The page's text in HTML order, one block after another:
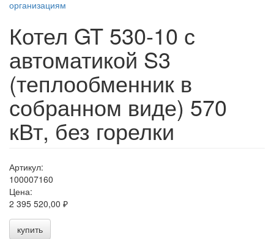
Котел GT 530-10 с
автоматикой S3
(теплообменник в
собранном виде) 570
кВт, без горелки
Артикул:
100007160
Цена:
2 395 520,00 ₽
купить